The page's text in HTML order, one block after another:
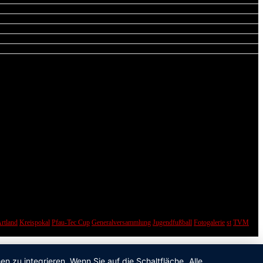
Kreispokal Pfau-Tec Cup Generalversammlung Jugendfußball Fotogalerie st TVM
zu integrieren. Wenn Sie auf die Schaltfläche „Alle